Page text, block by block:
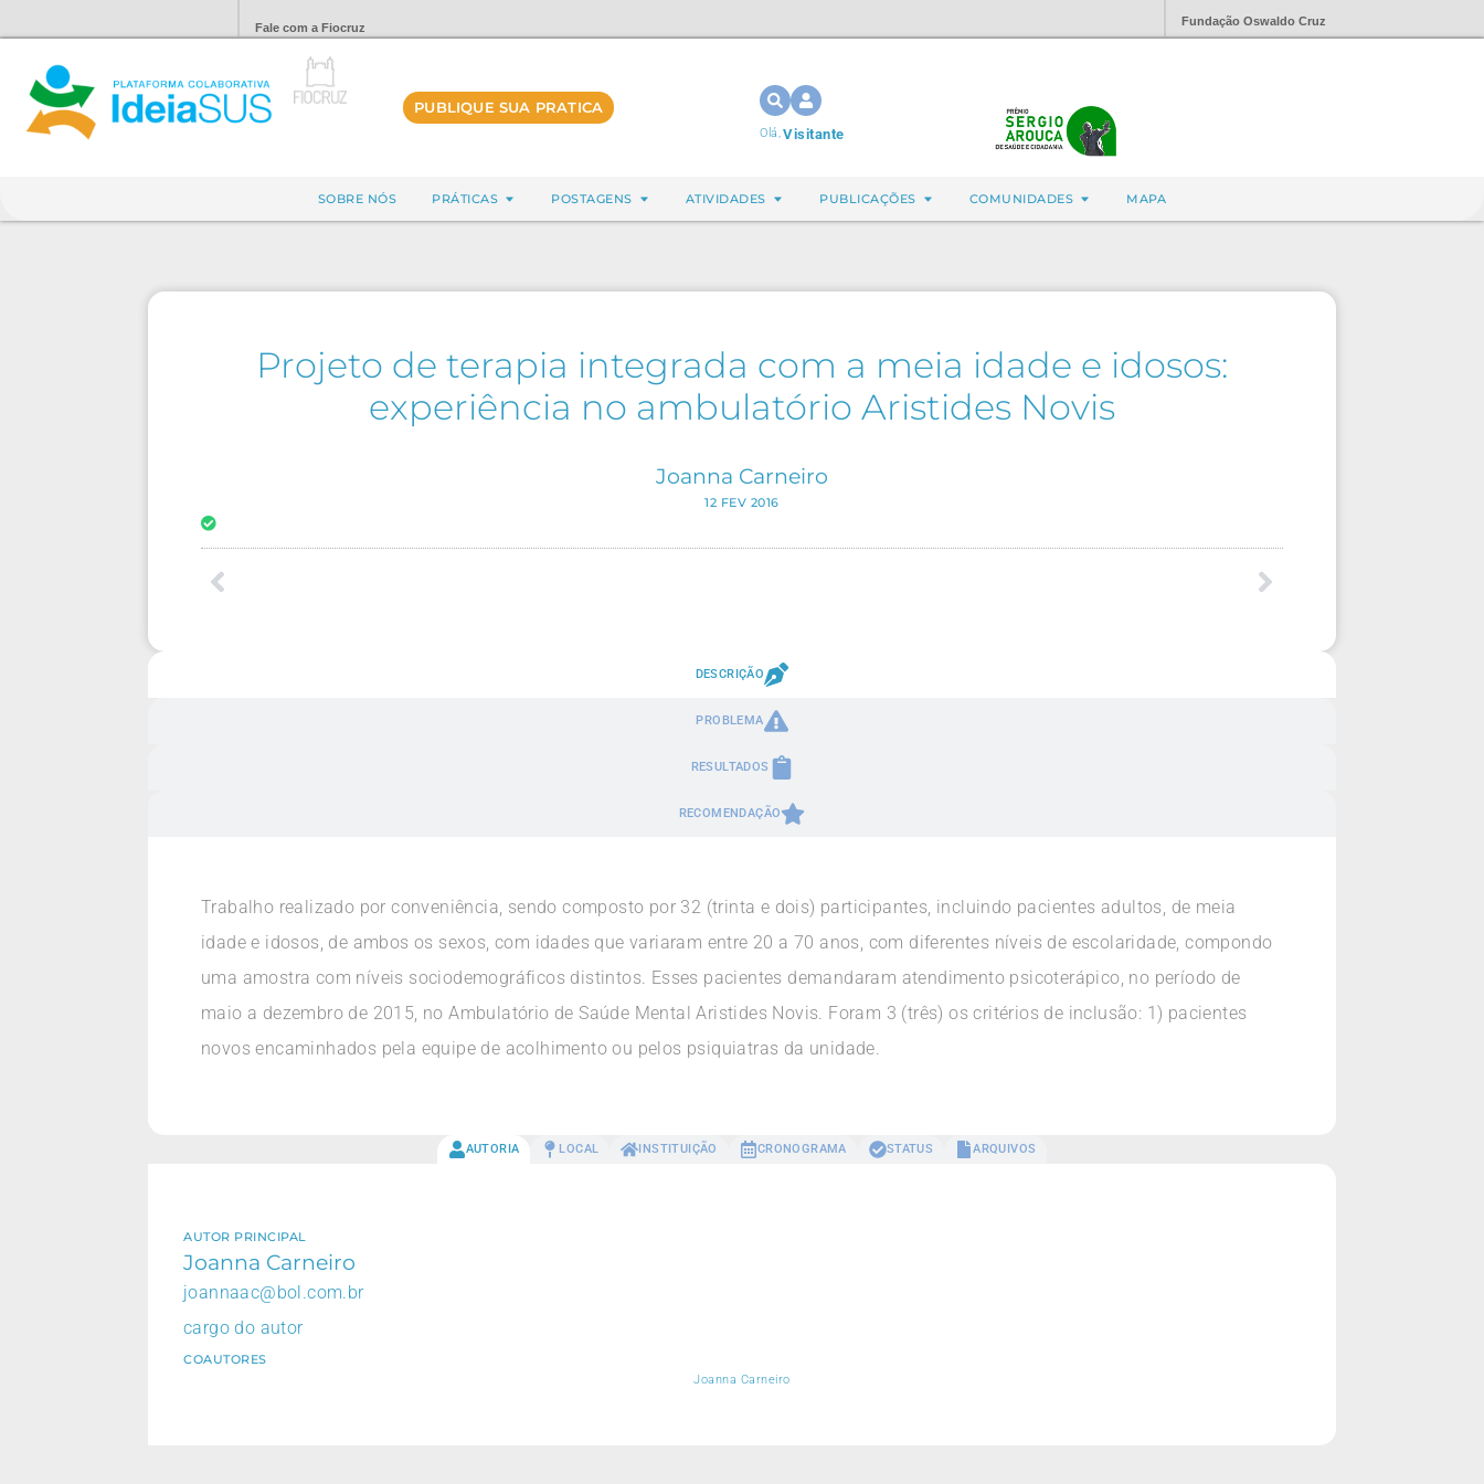
Fale com a Fiocruz Fundação Oswaldo Cruz
PUBLIQUE SUA PRATICA
Olá,Visitante
SOBRE NÓS PRÁTICAS POSTAGENS ATIVIDADES PUBLICAÇÕES COMUNIDADES MAPA
Projeto de terapia integrada com a meia idade e idosos:
experiência no ambulatório Aristides Novis
Joanna Carneiro
12 FEV 2016
DESCRIÇÃO
PROBLEMA
RESULTADOS
RECOMENDAÇÃO
Trabalho realizado por conveniência, sendo composto por 32 (trinta e dois) participantes, incluindo pacientes adultos, de meia
idade e idosos, de ambos os sexos, com idades que variaram entre 20 a 70 anos, com diferentes níveis de escolaridade, compondo
uma amostra com níveis sociodemográficos distintos. Esses pacientes demandaram atendimento psicoterápico, no período de
maio a dezembro de 2015, no Ambulatório de Saúde Mental Aristides Novis. Foram 3 (três) os critérios de inclusão: 1) pacientes
novos encaminhados pela equipe de acolhimento ou pelos psiquiatras da unidade.
AUTORIA LOCAL INSTITUIÇÃO CRONOGRAMA STATUS ARQUIVOS
AUTOR PRINCIPAL
Joanna Carneiro
joannaac@bol.com.br
cargo do autor
COAUTORES
Joanna Carneiro